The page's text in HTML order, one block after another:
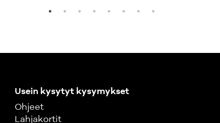
Usein kysytyt kysymykset
Ohjeet
Lahjakortit